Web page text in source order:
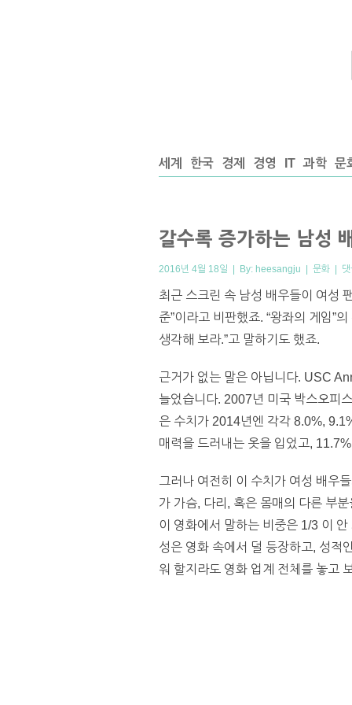
세계 한국 경제 경영 IT 과학 문
갈수록 증가하는 남성
2016년 4월 18일 | By: heesangju | 문화 |
최근 스크린 속 남성 배우들이 여성
준”이라고 비판했죠. “왕좌의 게임”
생각해 보라.”고 말하기도 했죠.
근거가 없는 말은 아닙니다. USC
늘었습니다. 2007년 미국 박스오피
은 수치가 2014년엔 각각 8.0%,
매력을 드러내는 옷을 입었고,
그러나 여전히 이 수치가 여성 배우
가 가슴, 다리, 혹은 몸매의 다른 부
이 영화에서 말하는 비중은 1/3 이
성은 영화 속에서 덜 등장하고, 성적
워 할지라도 영화 업계 전체를 놓고